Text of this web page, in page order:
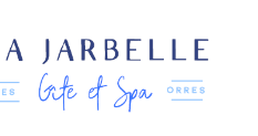
et Spa